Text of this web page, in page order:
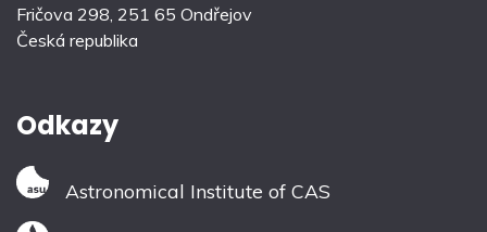
Fričova 298, 251 65 Ondřejov
Česká republika
Odkazy
Astronomical Institute of CAS